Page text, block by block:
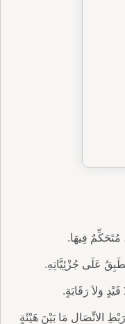
الاتِّصَالِ مَا بَيْنَ هَيْئَةٍ